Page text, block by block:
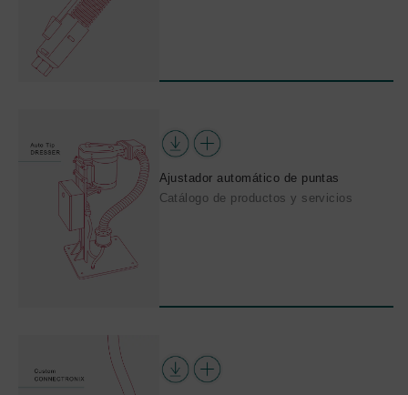
Ajustador automático de puntas
Catálogo de productos y servicios